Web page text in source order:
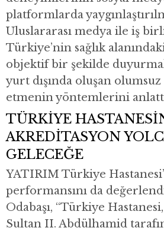
platformlarda
Uluslararası medya ile iş
Türkiye’nin sağlık
objektif bir şekilde
yurt dışında oluşan
etmenin yöntemlerini
TÜRKİYE
AKREDİTASYON
GELECEĞE
YATIRIM Türkiye
performansını da
Odabaşı, “Türkiye Hastanesi,
Sultan II. Abdülhamid